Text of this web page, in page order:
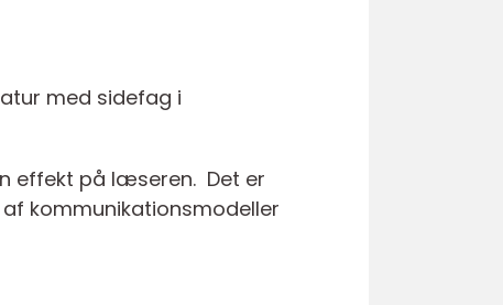
med sidefag i
effekt på læseren. Det er
kommunikationsmodeller